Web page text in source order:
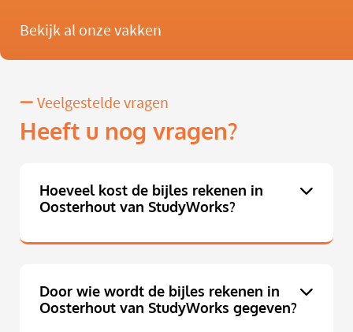
Bekijk al onze vakken
Veelgestelde vragen
Heeft u nog vragen?
Hoeveel kost de bijles rekenen in
Oosterhout van StudyWorks?
Door wie wordt de bijles rekenen in
Oosterhout van StudyWorks gegeven?